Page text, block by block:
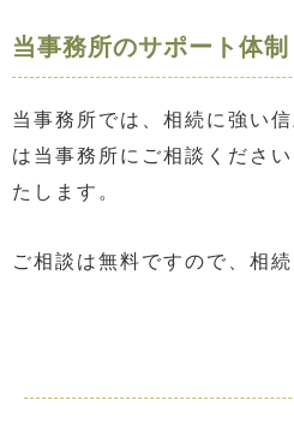
当事務所のサポート体制
当事務所では、相続に強い
は当事務所にご相談くださ
たします。
ご相談は無料ですので、相